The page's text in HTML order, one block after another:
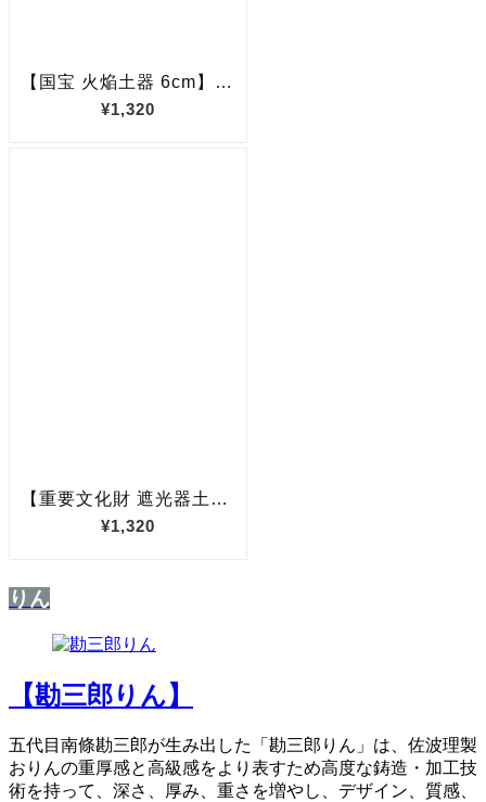
りん
【勘三郎りん】
五代目南條勘三郎が生み出した「勘三郎りん」は、佐波理製
おりんの重厚感と高級感をより表すため高度な鋳造・加工技
術を持って、深さ、厚み、重さを増やし、デザイン、質感、